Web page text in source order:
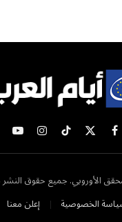
فيسبوك
X
(Twitter)
تيكتوكالانستغراميوتيوب
الخصوصية إعلن معنا